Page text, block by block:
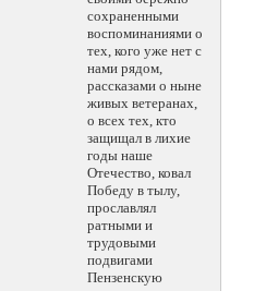
сохраненными
воспоминаниями о
тех, кого уже нет с
нами рядом,
рассказами о ныне
живых ветеранах,
о всех тех, кто
защищал в лихие
годы наше
Отечество, ковал
Победу в тылу,
прославлял
ратными и
трудовыми
подвигами
Пензенскую